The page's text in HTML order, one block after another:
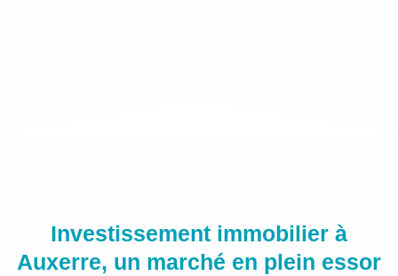
Investissement immobilier à
Auxerre, un marché en plein essor